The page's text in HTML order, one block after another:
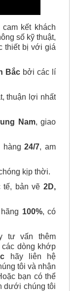
cam kết khách
số kỹ thuật,
thiết bị với giá
Bắcbởi các lí
thuận lợi nhất
Nam, giao
24/7, am
kịp thời.
tế, bản vẽ 2D,
100%, có
tư vấn thêm
các dòng khớp
hãy liên hệ
tôi và nhận
bạn có thể
dưới chúng tôi